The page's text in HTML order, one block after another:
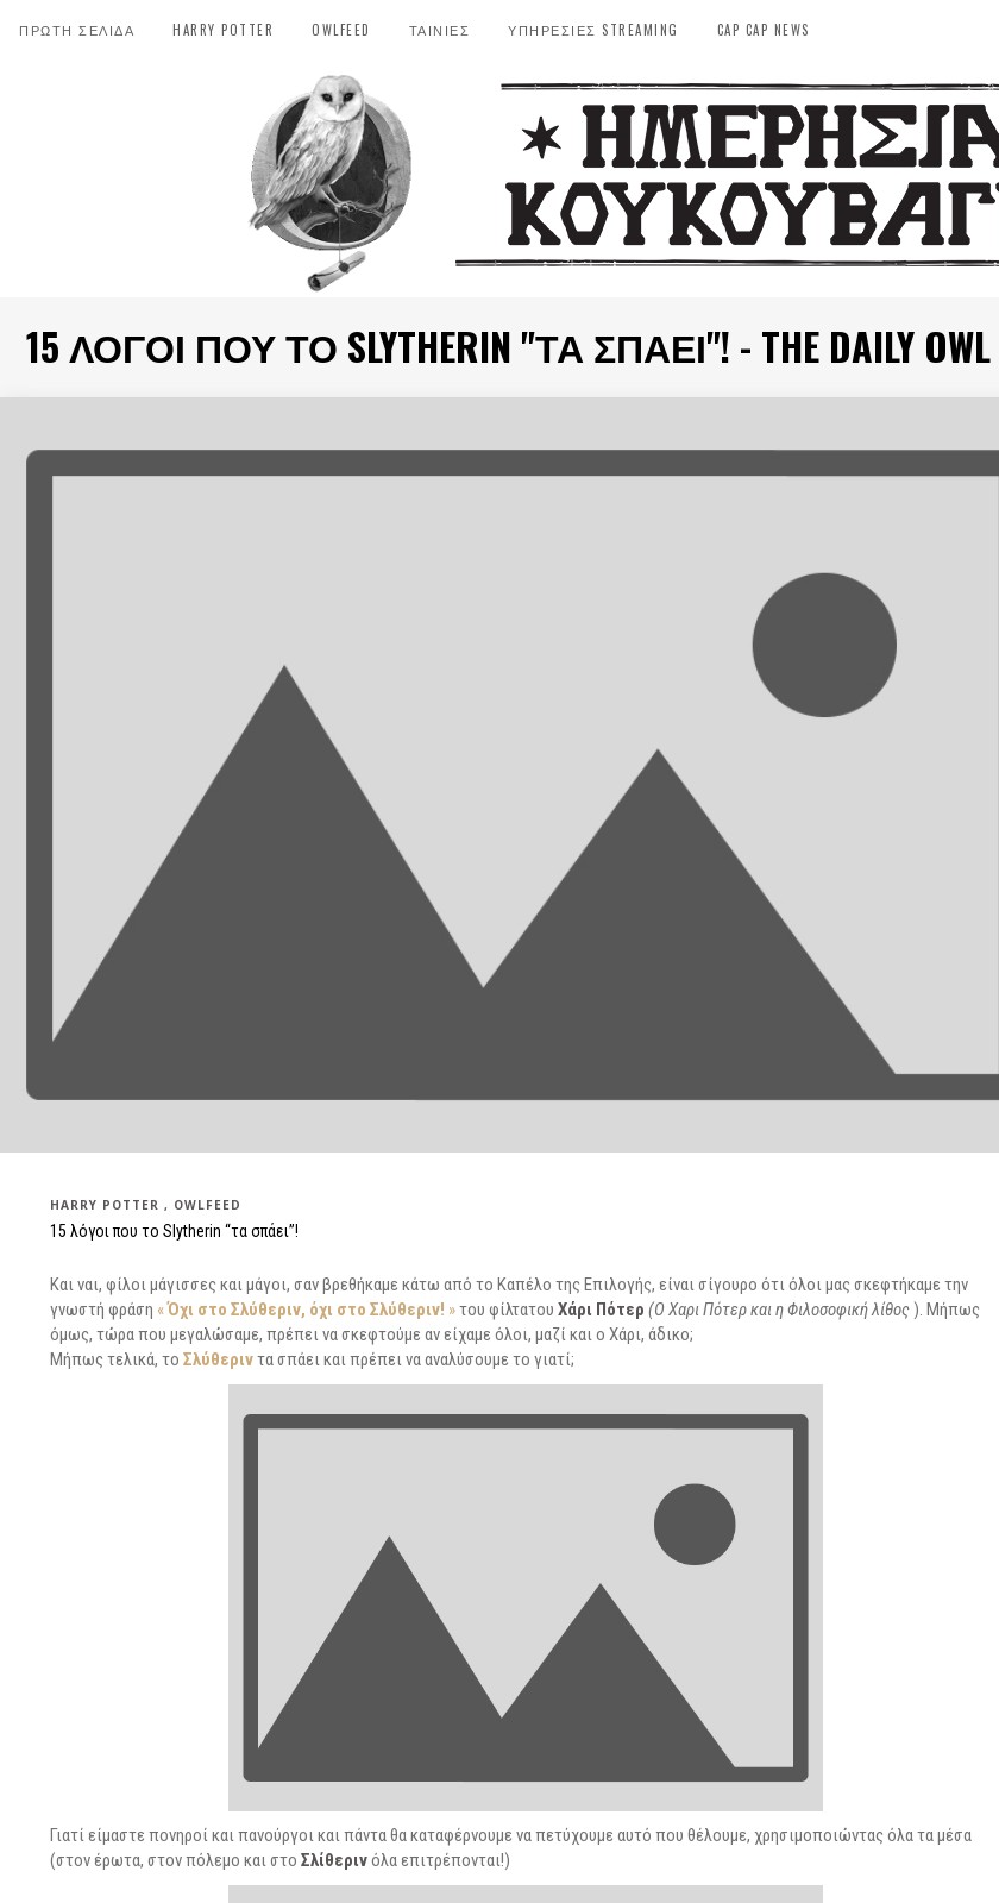
ΠΡΩΤΗ ΣΕΛΙΔΑ HARRY POTTER OWLFEED ΤΑΙΝΙΕΣ ΥΠΗΡΕΣΙΕΣ STREAMING CAP CAP NEWS
15 ΛΌΓΟΙ ΠΟΥ ΤΟ SLYTHERIN "ΤΑ ΣΠΆΕΙ"! - THE DAILY OWL
HARRY POTTER OWLFEED
15 λόγοι που το Slytherin “τα σπάει”!
Και ναι, φίλοι μάγισσες και μάγοι, σαν βρεθήκαμε κάτω από το Καπέλο της Επιλογής, είναι σίγουρο ότι όλοι μας σκεφτήκαμε την
γνωστή φράση «Όχι στο Σλύθεριν, όχι στο Σλύθεριν! »του φίλτατου Χάρι Πότερ (Ο Χαρι Πότερ και η Φιλοσοφική λίθος). Μήπως
όμως, τώρα που μεγαλώσαμε, πρέπει να σκεφτούμε αν είχαμε όλοι, μαζί και ο Χάρι, άδικο;
Μήπως τελικά, το Σλύθεριντα σπάει και πρέπει να αναλύσουμε το γιατί;
Γιατί είμαστε πονηροί και πανούργοι και πάντα θα καταφέρνουμε να πετύχουμε αυτό που θέλουμε, χρησιμοποιώντας όλα τα μέσα
(στον έρωτα, στον πόλεμο και στο Σλίθερινόλα επιτρέπονται!)